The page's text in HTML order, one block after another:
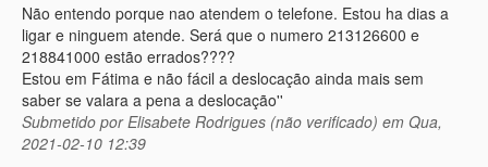
Não entendo porque nao atendem o telefone. Estou ha dias a
ligar e ninguem atende. Será que o numero 213126600 e
218841000 estão errados????
Estou em Fátima e não fácil a deslocação ainda mais sem
saber se valara a pena a deslocação''
Submetido porElisabete Rodrigues (não verificado) em Qua,
2021-02-10 12:39